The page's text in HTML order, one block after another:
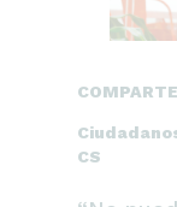
COMPARTE
CS